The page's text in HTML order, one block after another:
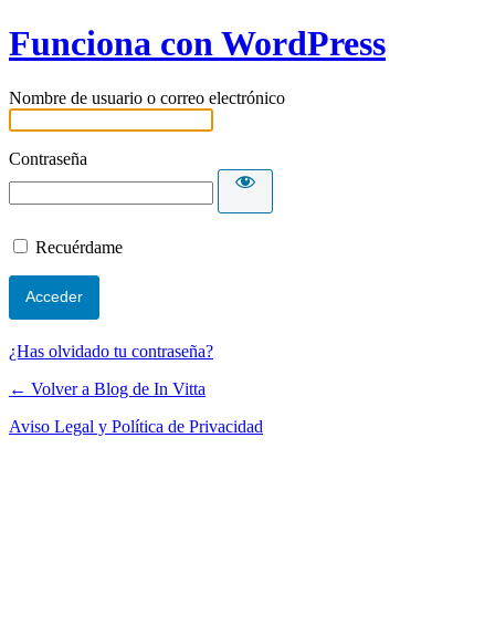
Funciona con WordPress
Nombre de usuario o correo electrónico
Contraseña
Recuérdame
¿Has olvidado tu contraseña?
← Volver a Blog de In Vitta
Aviso Legal y Política de Privacidad